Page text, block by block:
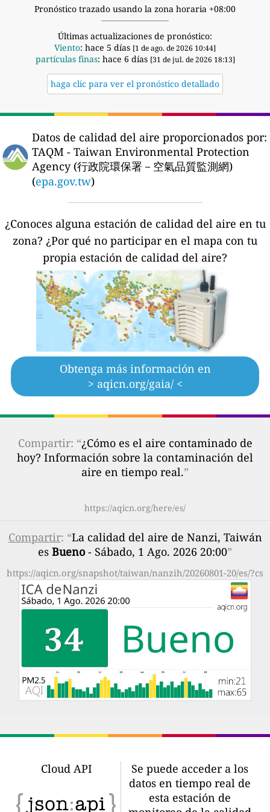
Pronóstico trazado usando la zona horaria +08:00
Últimas actualizaciones de pronóstico:
Viento: hace 5 días [1 de ago. de 2026 10:44]
partículas finas: hace 6 días [31 de jul. de 2026 18:13]
haga clic para ver el pronóstico detallado
Datos de calidad del aire proporcionados por:
TAQM - Taiwan Environmental Protection
Agency (行政院環保署－空氣品質監測網)
(epa.gov.tw)
¿Conoces alguna estación de calidad del aire en tu
zona? ¿Por qué no participar en el mapa con tu
propia estación de calidad del aire?
Obtenga más información en
> aqicn.org/gaia/ <
Compartir: “¿Cómo es el aire contaminado de
hoy? Información sobre la contaminación del
aire en tiempo real.”
https://aqicn.org/here/es/
Compartir: “La calidad del aire de Nanzi, Taiwán
es Bueno- Sábado, 1 Ago. 2026 20:00”
https://aqicn.org/snapshot/taiwan/nanzih/20260801-20/es/?cs
Cloud API
Se puede acceder a los
datos en tiempo real de
esta estación de